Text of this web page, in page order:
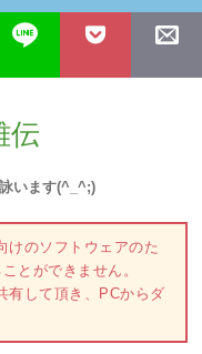
伝
います(^_^;)
けのソフトウェアのた
とができません。
有して頂き、PCからダ